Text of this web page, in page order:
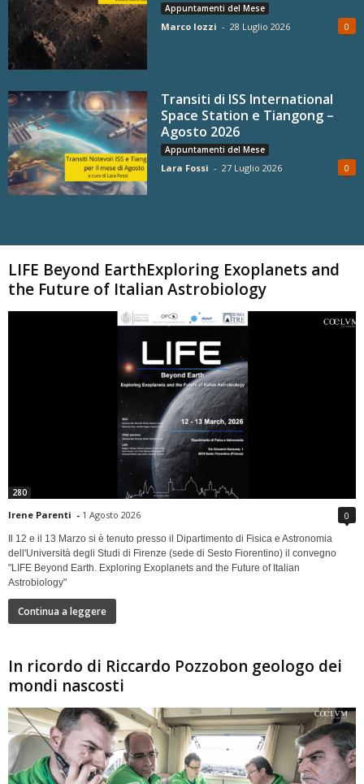
Appuntamenti del Mese
Marco Iozzi - 28 Luglio 2026 0
Transiti di ISS International
Space Station e Tiangong –
Agosto 2026
Appuntamenti del Mese
Lara Fossi - 27 Luglio 2026 0
LIFE Beyond EarthExploring Exoplanets and
the Future of Italian Astrobiology
280
Irene Parenti - 1 Agosto 2026 0
Il 12 e il 13 Marzo si è tenuto presso il Dipartimento di Fisica e Astronomia
dell'Università degli Studi di Firenze (sede di Sesto Fiorentino) il convegno
"LIFE Beyond Earth. Exploring Exoplanets and the Future of Italian
Astrobiology"
Continua a leggere
In ricordo di Riccardo Pozzobon geologo dei
mondi nascosti